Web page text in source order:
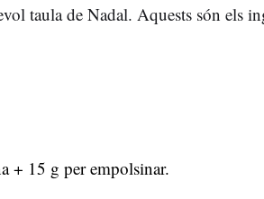
taula de Nadal. Aquests són els
+ 15 g per empolsinar.